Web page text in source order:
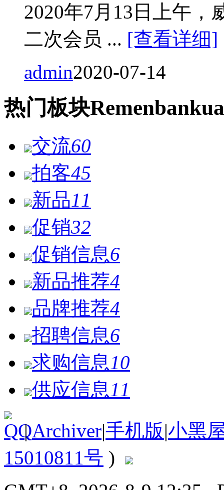
2020年7月13日上午，
二次会员 ... [查看详细]
admin2020-07-14
热门板块Remen
交流60
拍客45
新品11
促销32
促销信息6
新品推荐4
品牌推荐4
招聘信息6
求购信息 10
供应信息 11
| Archiver|手机版|小黑
15010811号 )